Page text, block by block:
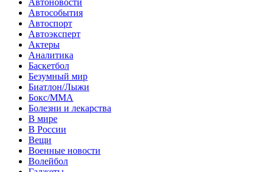
Автособытия
Автоспорт
Автоэксперт
Актеры
Аналитика
Баскетбол
Безумный мир
Биатлон/Лыжи
Бокс/MMA
Болезни и лекарства
В мире
В России
Вещи
Военные новости
Волейбол